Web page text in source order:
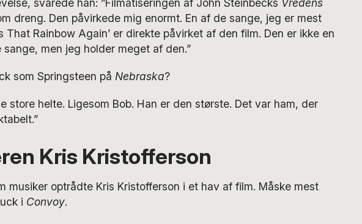
svarede han: ”Filmatiseringen af John Steinbecks Vredens
dreng. Den påvirkede mig enormt. En af de sange, jeg er mest
That Rainbow Again’ er direkte påvirket af den film. Den er ikke en
men jeg holder meget af den.”
som Springsteen på Nebraska?
store helte. Ligesom Bob. Han er den største. Det var ham, der
Kris Kristofferson
musiker optrådte Kris Kristofferson i et hav af film. Måske mest
i Convoy.